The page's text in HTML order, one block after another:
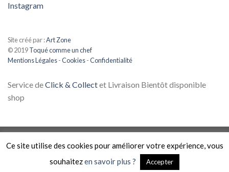
Instagram
Site créé par :Art Zone
© 2019Toqué comme un chef
Mentions Légales-Cookies-Confidentialité
Service deClick & Collectet Livraison Bientôt disponible
shop
Copyright 2026 ©Toqué comme un chef
Ce site utilise des cookies pour améliorer votre expérience, vous
souhaitezen savoir plus ? Accepter